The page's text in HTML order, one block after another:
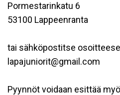
Pormestarinkatu 6
53100 Lappeenranta
tai sähköpostitse
lapajuniorit@gmail.com
Pyynnöt voidaan esittää